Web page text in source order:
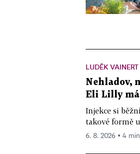
LUDĚK VAINERT
Nehladov,
Eli Lilly
Injekce si
takové formě
6. 8. 2026 ▪ 4